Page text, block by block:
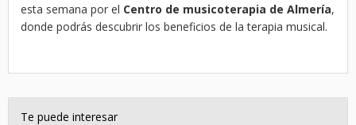
esta semana por el Centro de musicoterapia de Almería,
donde podrás descubrir los beneficios de la terapia musical.
Te puede interesar